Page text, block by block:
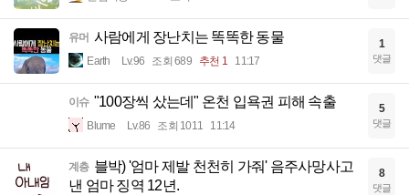
유머 사람에게 장난치는 똑똑한 동물
Earth Lv.96 조회 689 추천 1 11:17
1
댓글
이슈 "100장씩 샀는데" 온천 입욕권 피해 속출
Blume Lv.86 조회 1011 11:14
5
댓글
계층 블박) '엄마 제발 천천히 가줘' 음주사망사고
낸 엄마 징역 12년.
8
댓글